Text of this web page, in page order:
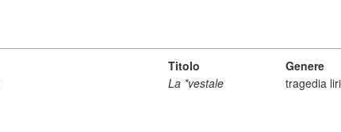
Titolo Genere
La *vestale tragedia